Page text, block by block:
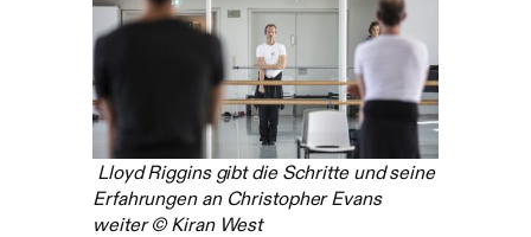
Lloyd Riggins gibt die Schritte und seine
Erfahrungen an Christopher Evans
weiter © Kiran West